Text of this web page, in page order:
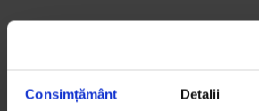
Consimțământ Detalii